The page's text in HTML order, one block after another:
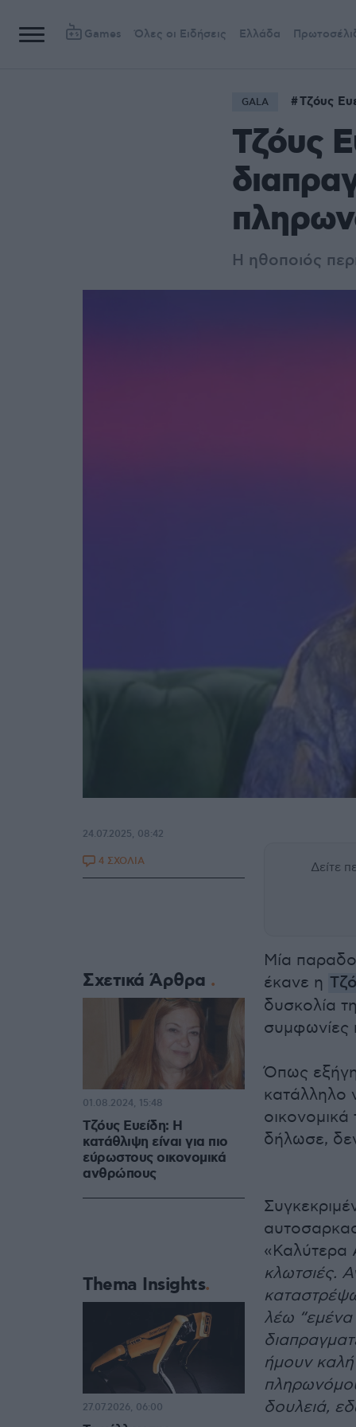
Games Όλες οι Ειδήσεις Ελλάδα
GALA Τζόυς
Τζόυς
Η ηθοποιός
Δείτε
Μία
έκανε η
δυσκολία
συμφωνίες
Όπως
κατάλληλο
δήλωσε,
«Καλύτερα
κλωτσιές.
λέω “εμένα
ήμουν καλή
δουλειά,
24.07.2025, 08:42
4 ΣΧΟΛΙΑ
Σχετικά Άρθρα
Τζόυς Ευείδη: Η
κατάθλιψη είναι για πιο
εύρωστους οικονομικά
ανθρώπους
01.08.2024, 15:48
Thema Insights
27.07.2026, 06:00